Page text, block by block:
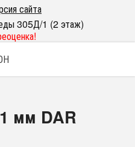
сайта
305Д/1 (2 этаж)
мм DAR